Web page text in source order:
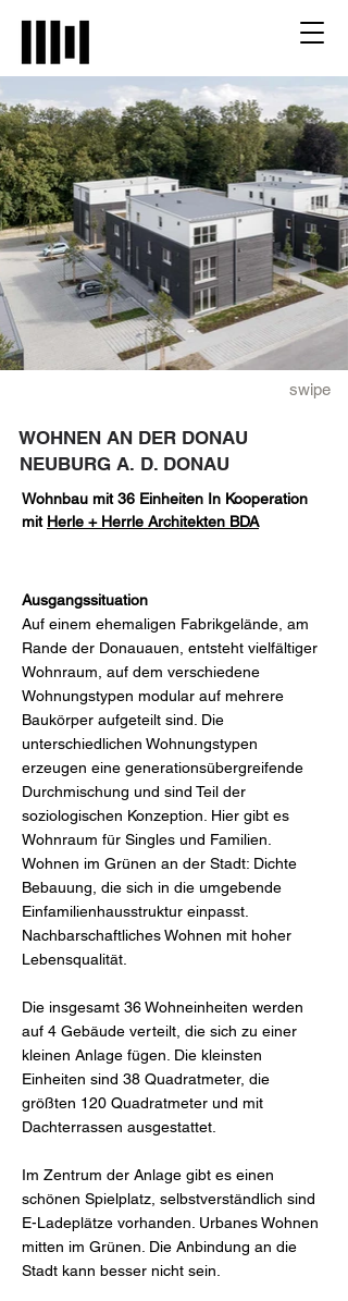
WOHNEN AN DER DONAU
swipe
NEUBURG A. D. DONAU
Wohnbau mit 36 Einheiten In Kooperation
mit Herle + Herrle Architekten BDA
Ausgangssituation
Auf einem ehemaligen Fabrikgelände, am
Rande der Donauauen, entsteht vielfältiger
Wohnraum, auf dem verschiedene
Wohnungstypen modular auf mehrere
Baukörper aufgeteilt sind. Die
unterschiedlichen Wohnungstypen
erzeugen eine generationsübergreifende
Durchmischung und sind Teil der
soziologischen Konzeption. Hier gibt es
Wohnraum für Singles und Familien.
Wohnen im Grünen an der Stadt: Dichte
Bebauung, die sich in die umgebende
Einfamilienhausstruktur einpasst.
Nachbarschaftliches Wohnen mit hoher
Lebensqualität.
Die insgesamt 36 Wohneinheiten werden
auf 4 Gebäude verteilt, die sich zu einer
kleinen Anlage fügen. Die kleinsten
Einheiten sind 38 Quadratmeter, die
größten 120 Quadratmeter und mit
Dachterrassen ausgestattet.
Im Zentrum der Anlage gibt es einen
schönen Spielplatz, selbstverständlich sind
E-Ladeplätze vorhanden. Urbanes Wohnen
mitten im Grünen. Die Anbindung an die
Stadt kann besser nicht sein.